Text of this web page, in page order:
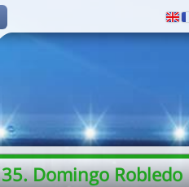
35. Domingo Robledo